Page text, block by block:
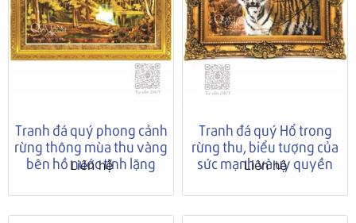
Tranh đá quý phong cảnh
rừng thông mùa thu vàng
bên hồ nước tĩnh lặng
Liên hệ
Tranh đá quý Hổ trong
rừng thu, biểu tượng của
sức mạnh và uy quyền
Liên hệ